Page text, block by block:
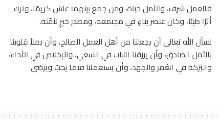
فالعمل شرف، والأمل حياة، ومن جمع بينهما عاش كريمًا، وترك
أثرًا طيبًا، وكان عنصر بناءٍ في مجتمعه، ومصدر خيرٍ لأمّته.
نسأل الله تعالى أن يجعلنا من أهل العمل الصالح، وأن يملأ قلوبنا
بالأمل الصادق، وأن يرزقنا الثبات في السعي، والإخلاص في الأداء،
والبَرَكة في العُمر والجهد، وأن يستعملنا فيما يحبّ ويرضى.